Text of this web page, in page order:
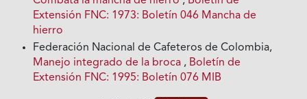
Extensión FNC: 1973: Boletín 046 Mancha de
hierro
Federación Nacional de Cafeteros de Colombia,
Manejo integrado de la broca , Boletín de
Extensión FNC: 1995: Boletín 076 MIB